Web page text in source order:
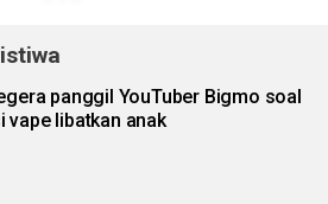
panggil YouTuber Bigmo soal
vape libatkan anak